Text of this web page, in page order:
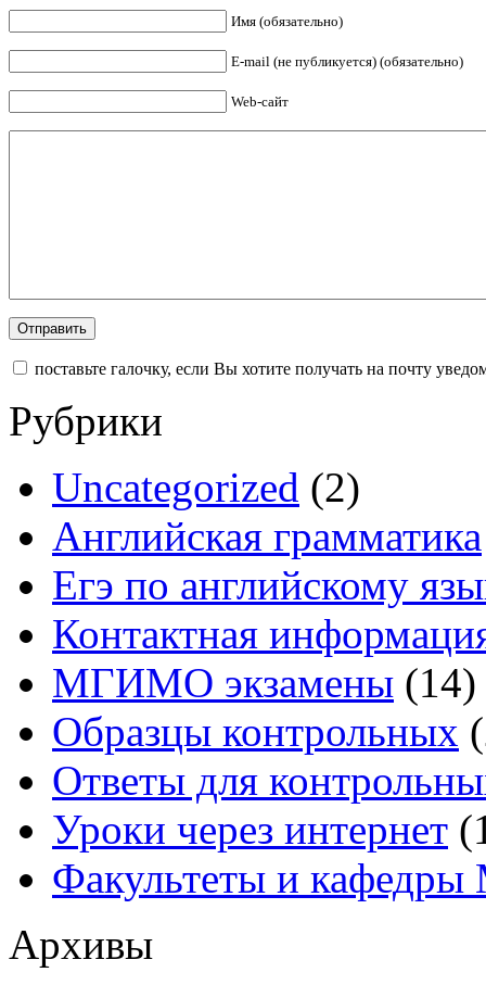
Имя (обязательно)
E-mail (не публикуется) (обязательно)
Web-сайт
поставьте галочку, если Вы хотите получать на почту
Рубрики
Uncategorized (2)
Английская грамматика
Егэ по английскому
Контактная
МГИМО экзамены (14)
Образцы контрольных
Ответы для
Уроки через интернет
Факультеты и
Архивы